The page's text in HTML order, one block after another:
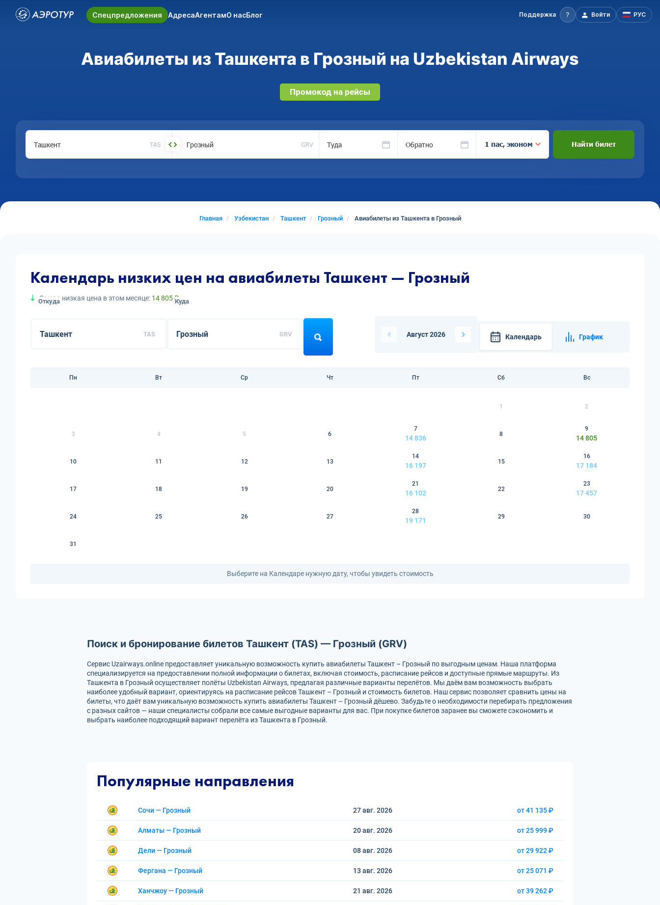
Спецпредложения АдресаАгентамО насБлог Поддержка Войти РУС
Авиабилеты из Ташкента в Грозный на Uzbekistan Airways
Промокод на рейсы
TAS GRV Туда Обратно 1 пас, эконом Найти билет
Главная Узбекистан Ташкент Грозный Авиабилеты из Ташкента в Грозный
Календарь низких цен на авиабилеты Ташкент — Грозный
Самая низкая цена в этом месяце: 14 805 ₽
Откуда
TAS
Куда
GRV Август 2026 Календарь График
Пн Вт Ср Чт Пт Сб Вс
1 2
3 4 5 6
7
14 836
8
9
14 805
10 11 12 13
14
16 197
15
16
17 184
17 18 19 20
21
16 102
22
23
17 457
24 25 26 27
28
19 171
29 30
31
Выберите на Календаре нужную дату, чтобы увидеть стоимость
Поиск и бронирование билетов Ташкент (TAS) — Грозный (GRV)
Сервис Uzairways.online предоставляет уникальную возможность купить авиабилеты Ташкент – Грозный по выгодным ценам. Наша платформа
специализируется на предоставлении полной информации о билетах, включая стоимость, расписание рейсов и доступные прямые маршруты. Из
Ташкента в Грозный осуществляет полёты Uzbekistan Airways, предлагая различные варианты перелётов. Мы даём вам возможность выбрать
наиболее удобный вариант, ориентируясь на расписание рейсов Ташкент – Грозный и стоимость билетов. Наш сервис позволяет сравнить цены на
билеты, что даёт вам уникальную возможность купить авиабилеты Ташкент – Грозный дёшево. Забудьте о необходимости перебирать предложения
с разных сайтов — наши специалисты собрали все самые выгодные варианты для вас. При покупке билетов заранее вы сможете сэкономить и
выбрать наиболее подходящий вариант перелёта из Ташкента в Грозный.
Популярные направления
Сочи — Грозный 27 авг. 2026 от 41 135 ₽
Алматы — Грозный 20 авг. 2026 от 25 999 ₽
Дели — Грозный 08 авг. 2026 от 29 922 ₽
Фергана — Грозный 13 авг. 2026 от 25 071 ₽
Ханчжоу — Грозный 21 авг. 2026 от 39 262 ₽